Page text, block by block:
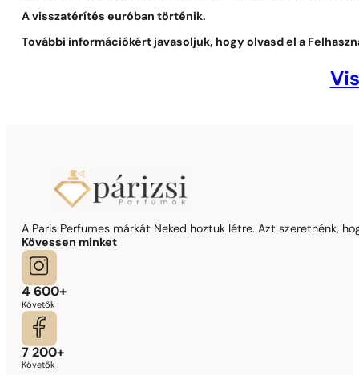
A visszatérítés euróban történik.
További információkért javasoljuk, hogy olvasd el a
A Paris Perfumes márkát Neked hoztuk létre. Azt szeretnénk,
Kövessen minket
4 600+
Követők
7 200+
Követők